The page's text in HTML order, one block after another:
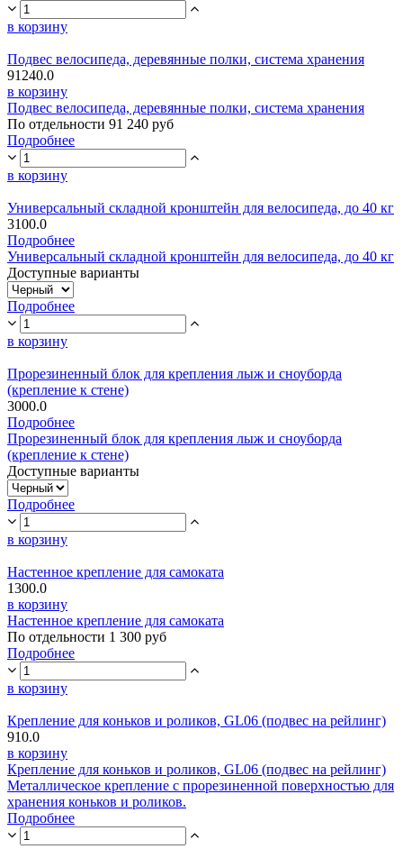
в корзину
Подвес велосипеда, деревянные полки, система хранения
91240.0
в корзину
Подвес велосипеда, деревянные полки, система хранения
По отдельности 91 240 руб
Подробнее
в корзину
Универсальный складной кронштейн для велосипеда, до 40 кг
3100.0
Подробнее
Универсальный складной кронштейн для велосипеда, до 40 кг
Доступные варианты
Подробнее
в корзину
Прорезиненный блок для крепления лыж и сноуборда
(крепление к стене)
3000.0
Подробнее
Прорезиненный блок для крепления лыж и сноуборда
(крепление к стене)
Доступные варианты
Подробнее
в корзину
Настенное крепление для самоката
1300.0
в корзину
Настенное крепление для самоката
По отдельности 1 300 руб
Подробнее
в корзину
Крепление для коньков и роликов, GL06 (подвес на рейлинг)
910.0
в корзину
Крепление для коньков и роликов, GL06 (подвес на рейлинг)
Металлическое крепление с прорезиненной поверхностью для
хранения коньков и роликов.
Подробнее